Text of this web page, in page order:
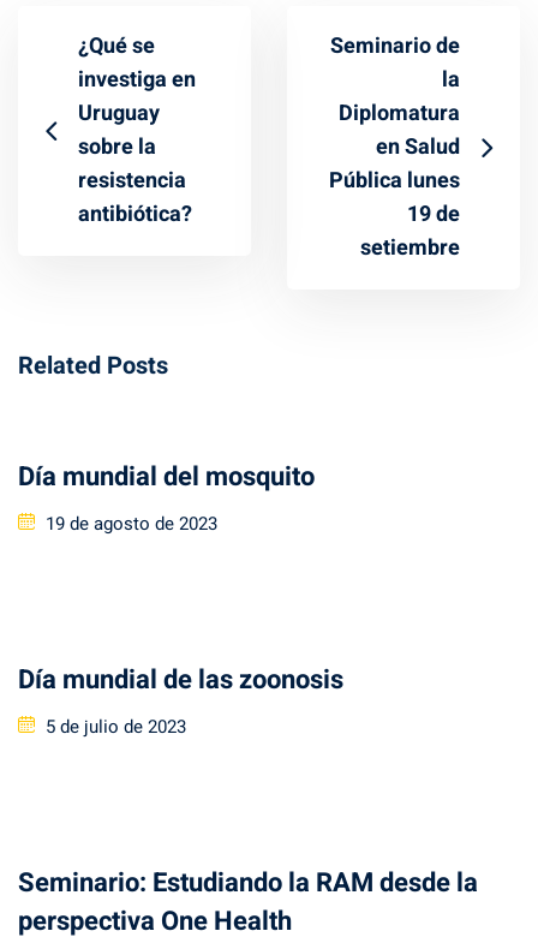
¿Qué se
investiga en
Uruguay
sobre la
resistencia
antibiótica?
Seminario de
la
Diplomatura
en Salud
Pública lunes
19 de
setiembre
Related Posts
Día mundial del mosquito
Posted
19 de agosto de 2023
Día mundial de las zoonosis
Posted
5 de julio de 2023
Seminario: Estudiando la RAM desde la
perspectiva One Health